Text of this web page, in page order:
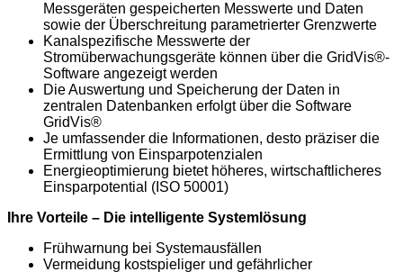
Messgeräten gespeicherten Messwerte und Daten
sowie der Überschreitung parametrierter Grenzwerte
Kanalspezifische Messwerte der
Stromüberwachungsgeräte können über die GridVis®-
Software angezeigt werden
Die Auswertung und Speicherung der Daten in
zentralen Datenbanken erfolgt über die Software
GridVis®
Je umfassender die Informationen, desto präziser die
Ermittlung von Einsparpotenzialen
Energieoptimierung bietet höheres, wirtschaftlicheres
Einsparpotential (ISO 50001)
Ihre Vorteile – Die intelligente Systemlösung
Frühwarnung bei Systemausfällen
Vermeidung kostspieliger und gefährlicher